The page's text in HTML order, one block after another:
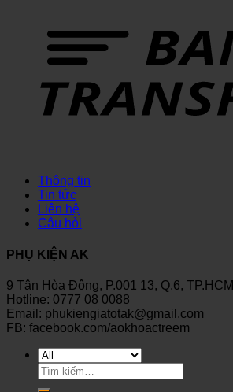
Thông tin
Tin tức
Liên hệ
Câu hỏi
PHỤ KIỆN AK
9 Tân Hòa Đông, P.001 13, Q.6, TP.HCM
Hotline: 0777 08 0088
Email: phukiengiatotak@gmail.com
FB: facebook.com/aokhoactreem
Tìm
kiếm: